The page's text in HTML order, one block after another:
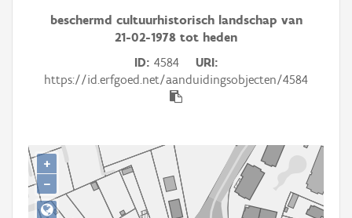
Waarneming
Gebeurtenis
Downloads
Hergebruik
beschermd cultuurhistorisch landschap van
21-02-1978 tot heden
ID 4584
URI
https://id.erfgoed.net/aanduidingsobjecten/4584
+
−